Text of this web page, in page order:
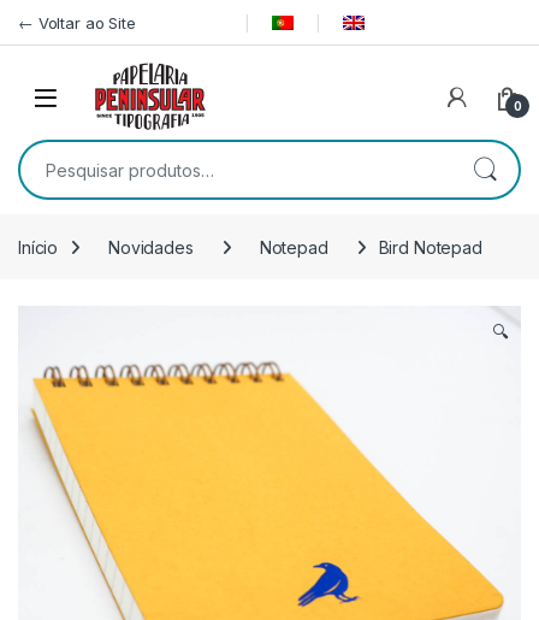
← Voltar ao Site
0
Pesquisar por:
Início Novidades Notepad Bird Notepad
🔍